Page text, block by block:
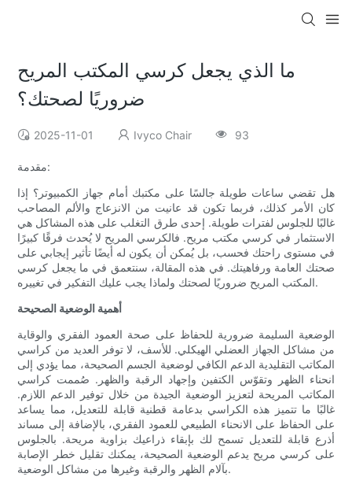
ما الذي يجعل كرسي المكتب المريح
ضروريًا لصحتك؟
2025-11-01 Ivyco Chair 93
مقدمة:
هل تقضي ساعات طويلة جالسًا على مكتبك أمام جهاز الكمبيوتر؟ إذا
كان الأمر كذلك، فربما تكون قد عانيت من الانزعاج والألم المصاحب
غالبًا للجلوس لفترات طويلة. إحدى طرق التغلب على هذه المشاكل هي
الاستثمار في كرسي مكتب مريح. فالكرسي المريح لا يُحدث فرقًا كبيرًا
في مستوى راحتك فحسب، بل يُمكن أن يكون له أيضًا تأثير إيجابي على
صحتك العامة ورفاهيتك. في هذه المقالة، سنتعمق في ما يجعل كرسي
المكتب المريح ضروريًا لصحتك ولماذا يجب عليك التفكير في تغييره.
أهمية الوضعية الصحيحة
الوضعية السليمة ضرورية للحفاظ على صحة العمود الفقري والوقاية
من مشاكل الجهاز العضلي الهيكلي. للأسف، لا توفر العديد من كراسي
المكاتب التقليدية الدعم الكافي لوضعية الجسم الصحيحة، مما يؤدي إلى
انحناء الظهر وتقوّس الكتفين وإجهاد الرقبة والظهر. صُممت كراسي
المكاتب المريحة لتعزيز الوضعية الجيدة من خلال توفير الدعم اللازم.
غالبًا ما تتميز هذه الكراسي بدعامة قطنية قابلة للتعديل، مما يساعد
على الحفاظ على الانحناء الطبيعي للعمود الفقري، بالإضافة إلى مساند
أذرع قابلة للتعديل تسمح لك بإبقاء ذراعيك بزاوية مريحة. بالجلوس
على كرسي مريح يدعم الوضعية الصحيحة، يمكنك تقليل خطر الإصابة
بآلام الظهر والرقبة وغيرها من مشاكل الوضعية.